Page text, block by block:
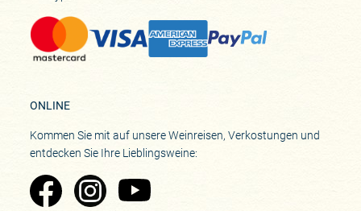
ONLINE
Kommen Sie mit auf unsere Weinreisen, Verkostungen und
entdecken Sie Ihre Lieblingsweine:
Zu Pinard's Facebook-Seite
Zu Pinard's Instagram-Seite
Zu Pinard's YouTube-Seite